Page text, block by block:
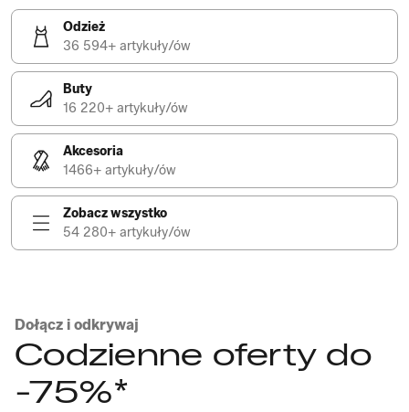
Odzież
36 594+ artykuły/ów
Buty
16 220+ artykuły/ów
Akcesoria
1466+ artykuły/ów
Zobacz wszystko
54 280+ artykuły/ów
Dołącz i odkrywaj
Codzienne oferty do
-75%*